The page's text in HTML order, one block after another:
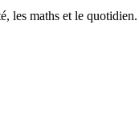
les maths et le quotidien.